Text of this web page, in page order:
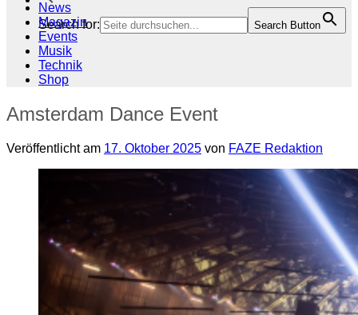
Search for: Search Button
News
Magazin
Events
Musik
Technik
Shop
Amsterdam Dance Event
Veröffentlicht am 17. Oktober 2025 von FAZE Redaktion